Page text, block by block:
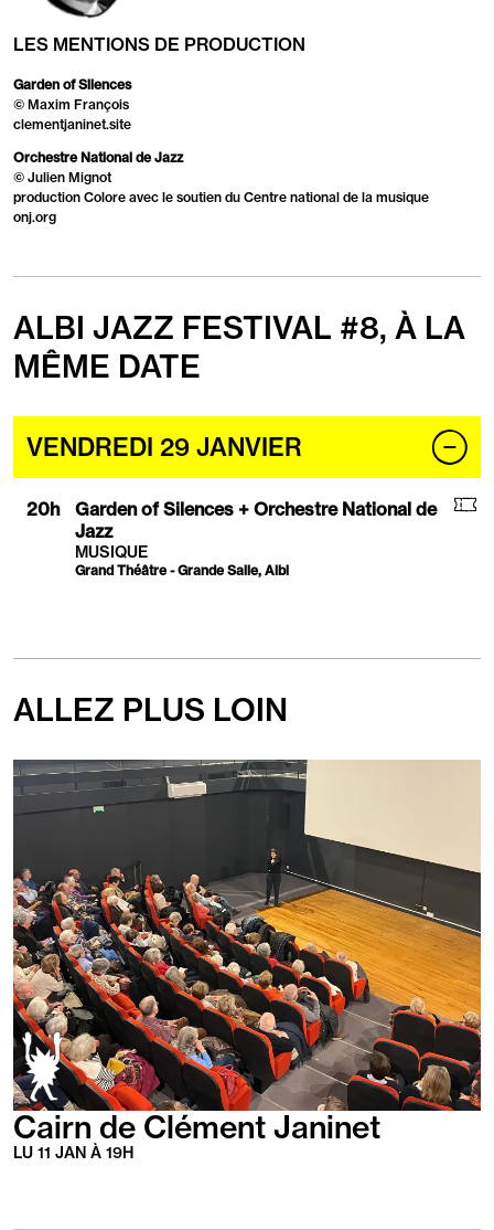
LES MENTIONS DE PRODUCTION
Garden of Silences
© Maxim François
clementjaninet.site
Orchestre National de Jazz
© Julien Mignot
production Colore avec le soutien du Centre national de la musique
onj.org
ALBI JAZZ FESTIVAL #8, À LA
MÊME DATE
par
VENDREDI 29 JANVIER
20h
Garden of Silences + Orchestre National de
Jazz
MUSIQUE
Grand Théâtre - Grande Salle, Albi
ALLEZ PLUS LOIN
Cairn de Clément Janinet
LU 11 JAN À 19H
En
savoir
plus